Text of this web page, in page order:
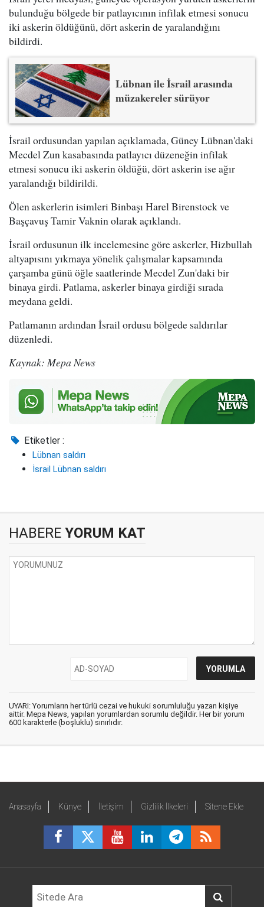
bulunduğu bölgede bir patlayıcının infilak etmesi sonucu
iki askerin öldüğünü, dört askerin de yaralandığını
bildirdi.
Lübnan ile İsrail arasında
müzakereler sürüyor
İsrail ordusundan yapılan açıklamada, Güney Lübnan'daki
Mecdel Zun kasabasında patlayıcı düzeneğin infilak
etmesi sonucu iki askerin öldüğü, dört askerin ise ağır
yaralandığı bildirildi.
Ölen askerlerin isimleri Binbaşı Harel Birenstock ve
Başçavuş Tamir Vaknin olarak açıklandı.
İsrail ordusunun ilk incelemesine göre askerler, Hizbullah
altyapısını yıkmaya yönelik çalışmalar kapsamında
çarşamba günü öğle saatlerinde Mecdel Zun'daki bir
binaya girdi. Patlama, askerler binaya girdiği sırada
meydana geldi.
Patlamanın ardından İsrail ordusu bölgede saldırılar
düzenledi.
Kaynak: Mepa News
Etiketler :
Lübnan saldırı
İsrail Lübnan saldırı
HABERE YORUM KAT
UYARI: Yorumların her türlü cezai ve hukuki sorumluluğu yazan kişiye
aittir. Mepa News, yapılan yorumlardan sorumlu değildir. Her bir yorum
600 karakterle (boşluklu) sınırlıdır.
Anasayfa Künye İletişim Gizlilik İlkeleri Sitene Ekle